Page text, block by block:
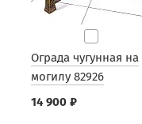
Ограда чугунная на
могилу 82926
14 900 ₽